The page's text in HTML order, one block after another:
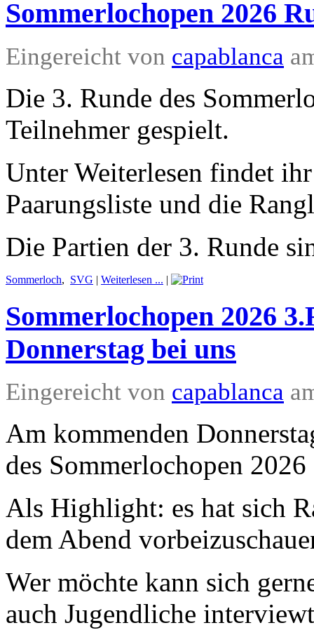
Sommerlochopen 2026
Eingereicht von capablanca
Die 3. Runde des
Teilnehmer gespielt.
Unter Weiterlesen findet
Paarungsliste und die
Die Partien der 3. Runde
Sommerloch, SVG | Weiterlesen ... |
Sommerlochopen 2026
Donnerstag bei uns
Eingereicht von capablanca
Am kommenden
des Sommerlochopen
Als Highlight: es hat sich
dem Abend
Wer möchte kann sich
auch Jugendliche